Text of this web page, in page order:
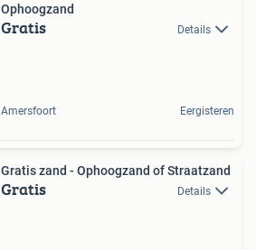
Ophoogzand
Gratis Details
Amersfoort Eergisteren
Gratis zand - Ophoogzand of Straatzand
Gratis Details